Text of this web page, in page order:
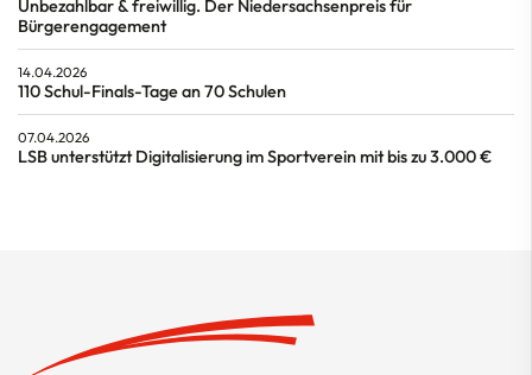
Unbezahlbar & freiwillig. Der Niedersachsenpreis für
Bürgerengagement
14.04.2026
110 Schul-Finals-Tage an 70 Schulen
07.04.2026
LSB unterstützt Digitalisierung im Sportverein mit bis zu 3.000 €